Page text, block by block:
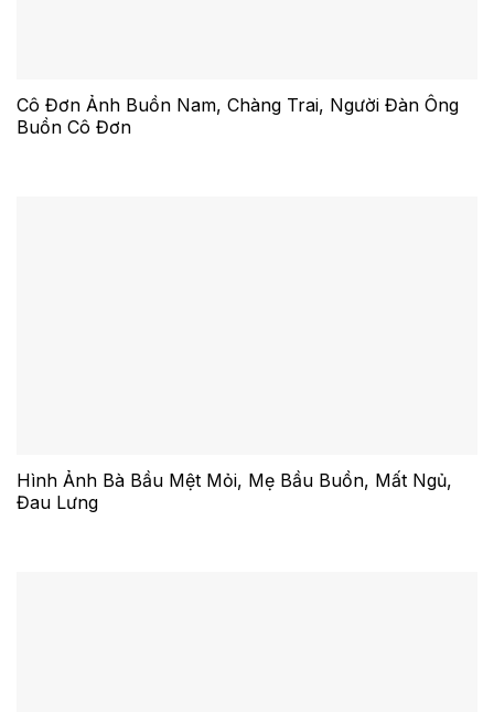
Cô Đơn Ảnh Buồn Nam, Chàng Trai, Người Đàn Ông
Buồn Cô Đơn
Hình Ảnh Bà Bầu Mệt Mỏi, Mẹ Bầu Buồn, Mất Ngủ,
Đau Lưng